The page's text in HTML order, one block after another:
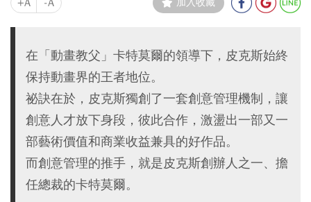
在「動畫教父」卡特莫爾的領導下，皮克斯始終
保持動畫界的王者地位。
祕訣在於，皮克斯獨創了一套創意管理機制，讓
創意人才放下身段，彼此合作，激盪出一部又一
部藝術價值和商業收益兼具的好作品。
而創意管理的推手，就是皮克斯創辦人之一、擔
任總裁的卡特莫爾。